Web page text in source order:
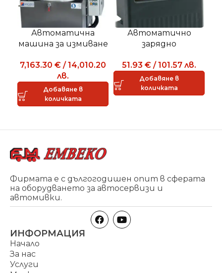
Автоматична
машина за измиване
7,163.30 € /14,010.20
лв.
Добавяне в
количката
Автоматично
зарядно
113
51.93 € /101.57 лв.
Добавяне в
количката
Фирмата е с дългогодишен опит в сферата
на оборудването за автосервизи и
автомивки.
ИНФОРМАЦИЯ
Начало
За нас
Услуги